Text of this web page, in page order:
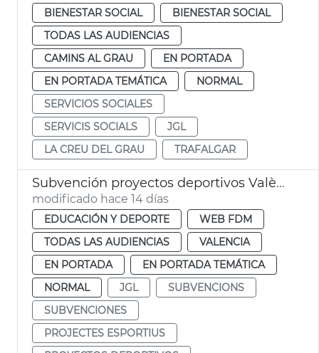
BIENESTAR SOCIAL
BIENESTAR SOCIAL
TODAS LAS AUDIENCIAS
CAMINS AL GRAU
EN PORTADA
EN PORTADA TEMÁTICA
NORMAL
SERVICIOS SOCIALES
SERVICIS SOCIALS
JGL
LA CREU DEL GRAU
TRAFALGAR
Subvención proyectos deportivos València
modificado hace 14 días
EDUCACIÓN Y DEPORTE
WEB FDM
TODAS LAS AUDIENCIAS
VALENCIA
EN PORTADA
EN PORTADA TEMÁTICA
NORMAL
JGL
SUBVENCIONS
SUBVENCIONES
PROJECTES ESPORTIUS